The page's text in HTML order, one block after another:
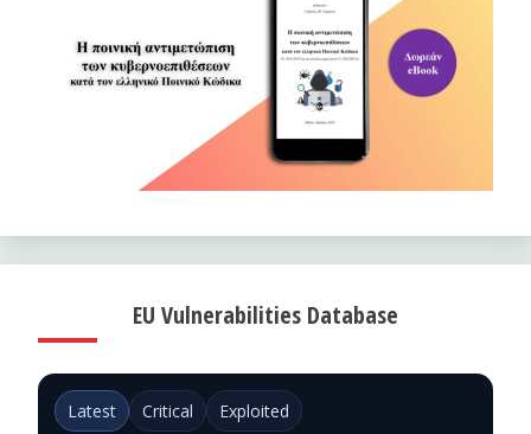
EU Vulnerabilities Database
Latest Critical
Exploited